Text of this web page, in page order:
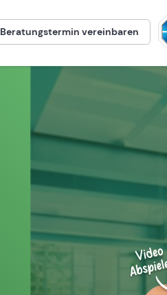
Beratungstermin vereinbaren